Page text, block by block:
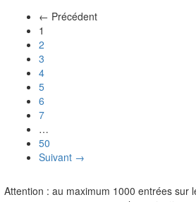
← Précédent
1
2
3
4
5
6
7
…
50
Suivant →
Attention : au maximum 1000 entrées sur